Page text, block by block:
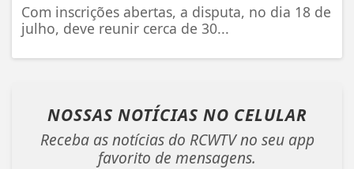
Com inscrições abertas, a disputa, no dia 18 de
julho, deve reunir cerca de 30...
NOSSAS NOTÍCIAS NO CELULAR
Receba as notícias do RCWTV no seu app
favorito de mensagens.